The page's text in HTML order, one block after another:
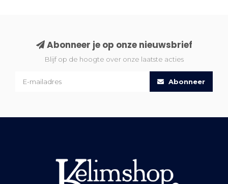
Abonneer je op onze nieuwsbrief
Blijf op de hoogte over onze laatste acties
Abonneer